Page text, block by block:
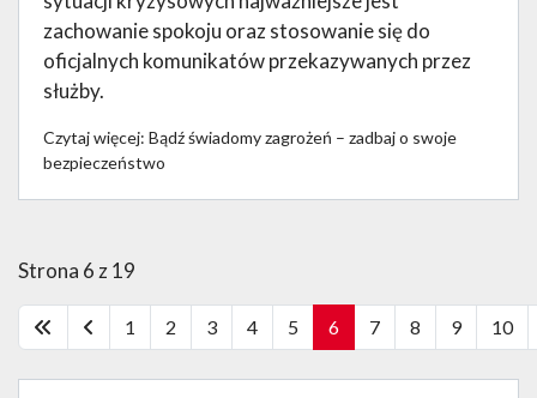
zachowanie spokoju oraz stosowanie się do
oficjalnych komunikatów przekazywanych przez
służby.
Czytaj więcej: Bądź świadomy zagrożeń – zadbaj o swoje
bezpieczeństwo
Strona 6 z 19
1 2 3 4 5 6 7 8 9 10